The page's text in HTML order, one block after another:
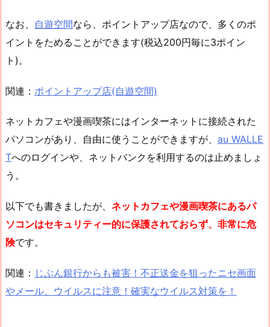
なお、 自遊空間なら、ポイントアップ店なので、多くのポ
イントをためることができます(税込200円毎に3ポイン
ト)。
関連： ポイントアップ店(自遊空間)
ネットカフェや漫画喫茶にはインターネットに接続された
パソコンがあり、自由に使うことができますが、 au WALLE
Tへのログインや、ネットバンクを利用するのは止めましょ
う。
以下でも書きましたが、 ネットカフェや漫画喫茶にあるパ
ソコンはセキュリティー的に保護されておらず、非常に危
険です。
関連： じぶん銀行からも被害！不正送金を狙ったニセ画面
やメール、ウイルスに注意！確実なウイルス対策を！